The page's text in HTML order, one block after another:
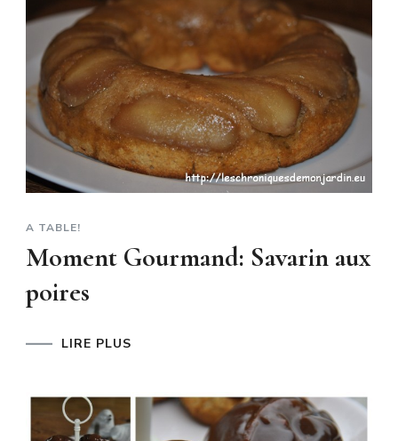
A TABLE!
Moment Gourmand: Savarin aux
poires
LIRE PLUS